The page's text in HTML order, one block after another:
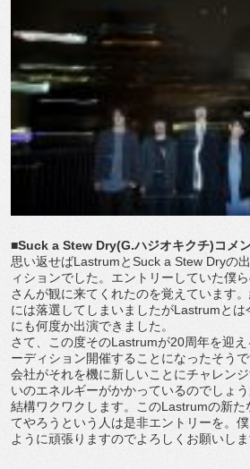
■Suck a Stew Dry(G.ハジオキクチ)コメ
思い返せばLastrumとSuck a Stew Dryの
ィションでした。エントリーしていた僕
さんが観に来てくれたのを覚えています
には落選してしまいましたがLastrumとは
にも何度か出演できました。
さて、この度そのLastrumが20周年を迎
ーディション開催することになったそう
会社がそれを機に新しいことにチャレン
いのエネルギーがかかっているのでしょ
結構ワクワクします。このLastrumの新た
てやろうという人は是非エントリーを。
ように頑張りますのでよろしくお願いしま